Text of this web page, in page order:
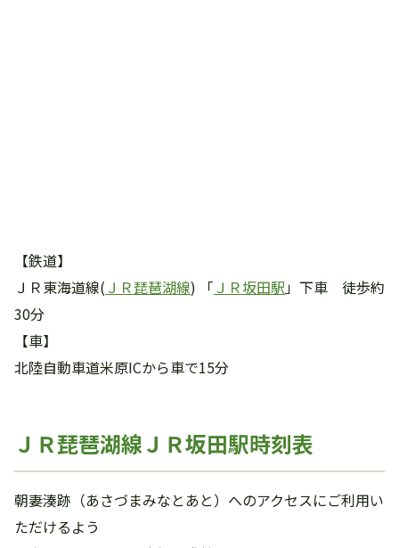
【鉄道】
ＪＲ東海道線( ＪＲ琵琶湖線) 「 ＪＲ坂田駅 」下車 徒歩約
30分
【車】
北陸自動車道米原ICから車で15分
ＪＲ琵琶湖線ＪＲ坂田駅時刻表
朝妻湊跡（あさづまみなとあと）へのアクセスにご利用い
ただけるよう